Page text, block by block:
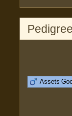
Pedigree
Assets